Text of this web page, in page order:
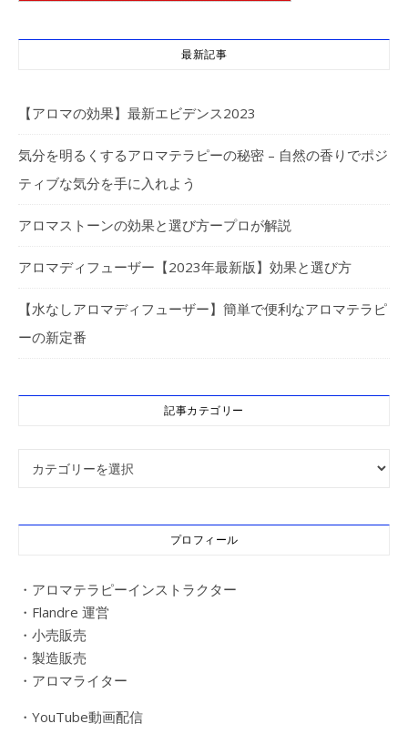
最新記事
【アロマの効果】最新エビデンス2023
気分を明るくするアロマテラピーの秘密 – 自然の香りでポジ
ティブな気分を手に入れよう
アロマストーンの効果と選び方ープロが解説
アロマディフューザー【2023年最新版】効果と選び方
【水なしアロマディフューザー】簡単で便利なアロマテラピ
ーの新定番
記事カテゴリー
記事カテゴリー
プロフィール
・アロマテラピーインストラクター
・Flandre 運営
・小売販売
・製造販売
・アロマライター
・YouTube動画配信